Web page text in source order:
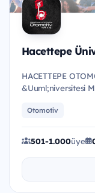
Hacettepe
HACETTEPE
&Uuml;niversitesi
Otomotiv
501-1.000üye